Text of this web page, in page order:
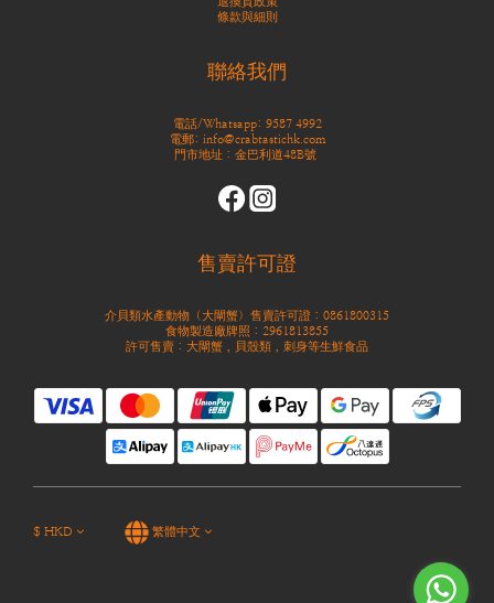
條款與細則
聯絡我們
電話/Whatsapp: 9587 4992
電郵: info@crabtastichk.com
門市地址：金巴利道48B號
售賣許可證
介貝類水產動物（大閘蟹）售賣許可證：0861800315
食物製造廠牌照：2961813855
許可售賣：大閘蟹，貝殼類，刺身等生鮮食品
$ HKD 繁體中文